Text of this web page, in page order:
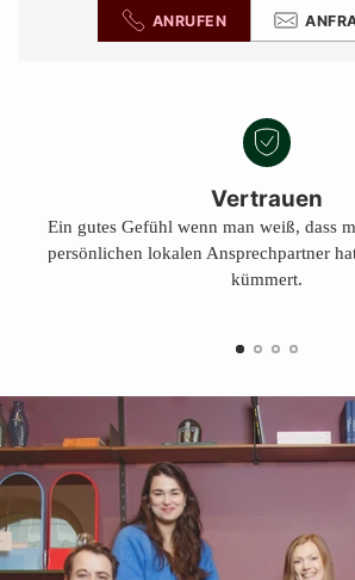
ANRUFEN
Vertrauen
Ein gutes Gefühl wenn man weiß, dass
persönlichen lokalen Ansprechpartner
kümmert.